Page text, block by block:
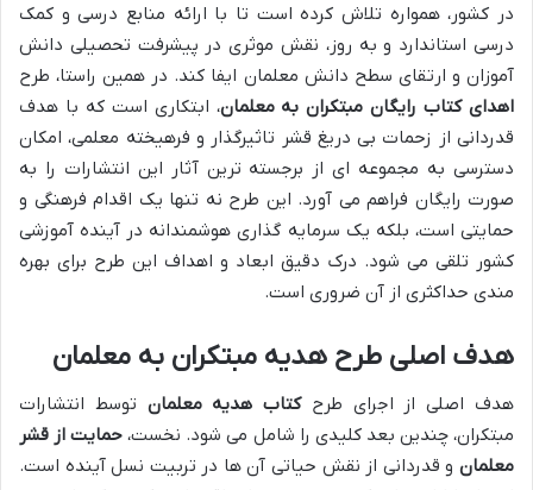
در کشور، همواره تلاش کرده است تا با ارائه منابع درسی و کمک
درسی استاندارد و به روز، نقش موثری در پیشرفت تحصیلی دانش
آموزان و ارتقای سطح دانش معلمان ایفا کند. در همین راستا، طرح
اهدای کتاب رایگان مبتکران به معلمان، ابتکاری است که با هدف
قدردانی از زحمات بی دریغ قشر تاثیرگذار و فرهیخته معلمی، امکان
دسترسی به مجموعه ای از برجسته ترین آثار این انتشارات را به
صورت رایگان فراهم می آورد. این طرح نه تنها یک اقدام فرهنگی و
حمایتی است، بلکه یک سرمایه گذاری هوشمندانه در آینده آموزشی
کشور تلقی می شود. درک دقیق ابعاد و اهداف این طرح برای بهره
مندی حداکثری از آن ضروری است.
هدف اصلی طرح هدیه مبتکران به معلمان
هدف اصلی از اجرای طرحکتاب هدیه معلمان توسط انتشارات
مبتکران، چندین بعد کلیدی را شامل می شود. نخست، حمایت از قشر
معلمان و قدردانی از نقش حیاتی آن ها در تربیت نسل آینده است.